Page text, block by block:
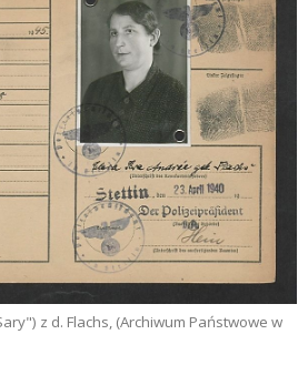
z d. Flachs, (Archiwum Państwowe w